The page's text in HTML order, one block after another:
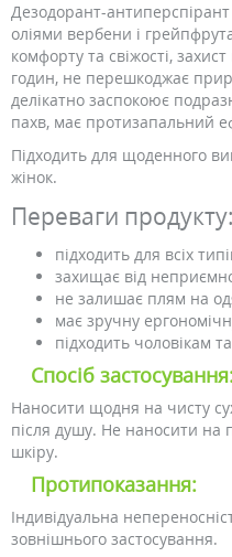
Дезодорант-
оліями вербени і
комфорту та свіжості,
годин, не перешкоджає
делікатно заспокоює
пахв, має протизапальний
Підходить для щоденного
жінок.
Переваги продукту:
підходить для всіх
захищає від
не залишає плям на
має зручну
підходить чоловікам
Спосіб
Наносити щодня на чисту
після душу. Не наносити
шкіру.
Протипоказання:
Індивідуальна
зовнішнього застосування.